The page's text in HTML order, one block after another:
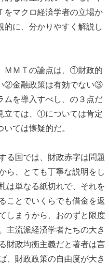
をマクロ経済学者の立場か
的に、分かりやすく解説し
ＭＭＴの論点は、①財政的
②金融政策は有効でない③
ムを導入すべし、の３点だ
立ては、①については肯定
ては懐疑的だ。
国では、財政赤字は問題
ら、とても丁寧な説明をし
は単なる紙切れで、それを
ことでいくらでも借金を返
しまうから、おのずと限度
主流派経済学者たちの大き
財政均衡主義だと著者は言
、財政政策の自由度が大き